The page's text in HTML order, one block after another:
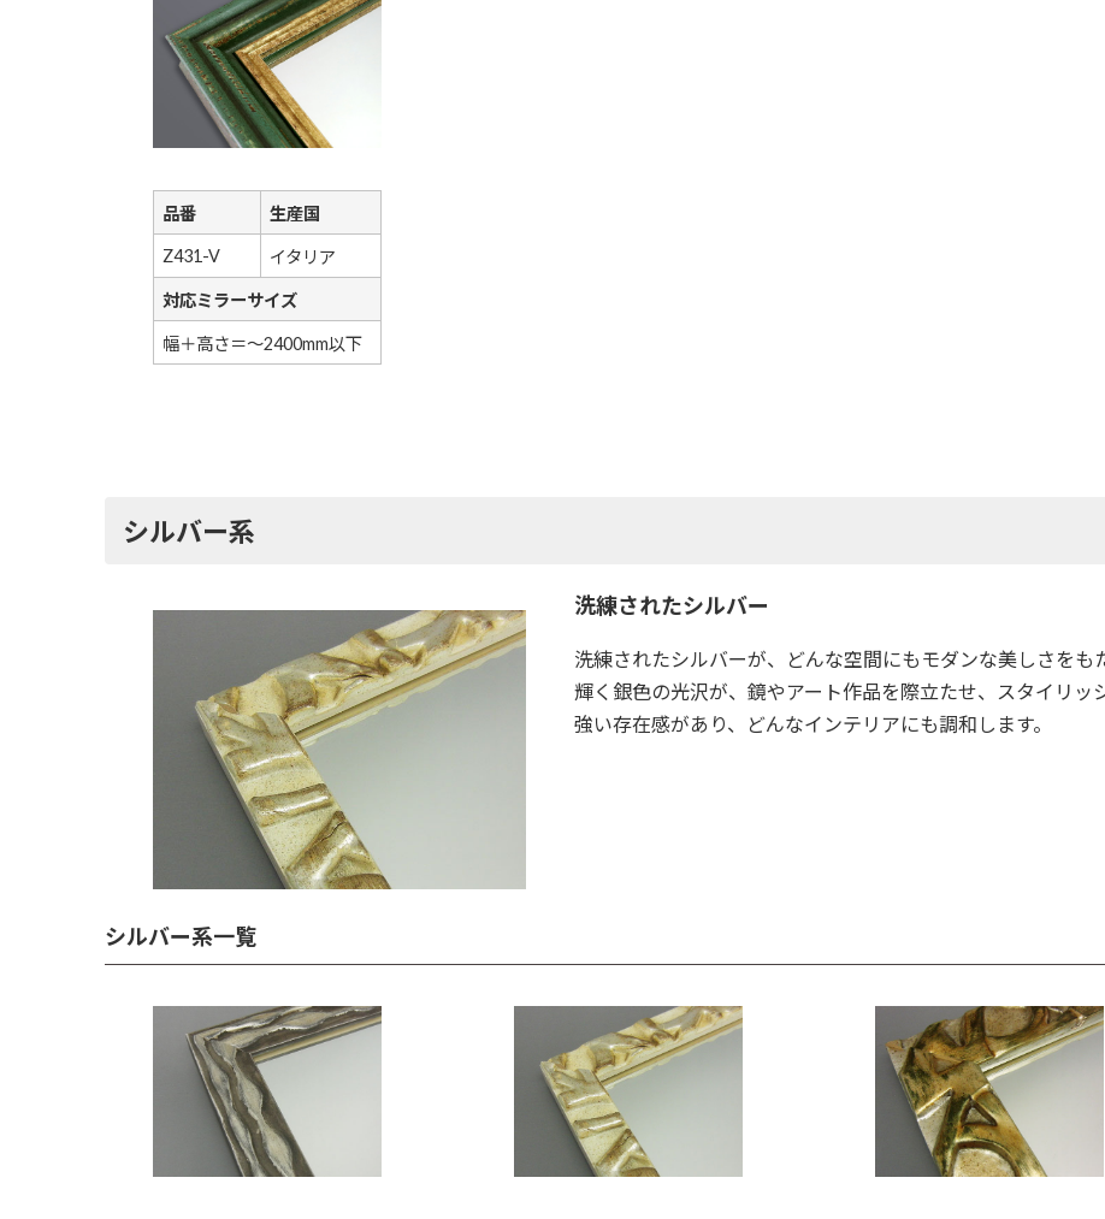
品番 生産国
Z431-V イタリア
対応ミラーサイズ
幅＋高さ＝～2400mm以下
シルバー系
洗練されたシルバー
洗練されたシルバーが、どんな空間にもモダンな美しさをも
輝く銀色の光沢が、鏡やアート作品を際立たせ、スタイリッ
強い存在感があり、どんなインテリアにも調和します。
シルバー系一覧